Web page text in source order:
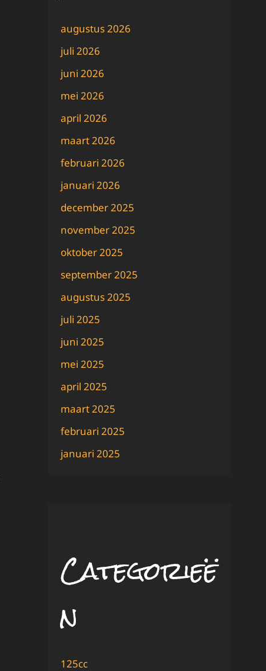
augustus 2026
juli 2026
juni 2026
mei 2026
april 2026
maart 2026
februari 2026
januari 2026
december 2025
november 2025
oktober 2025
september 2025
augustus 2025
juli 2025
juni 2025
mei 2025
april 2025
maart 2025
februari 2025
januari 2025
Categorieë
n
125cc